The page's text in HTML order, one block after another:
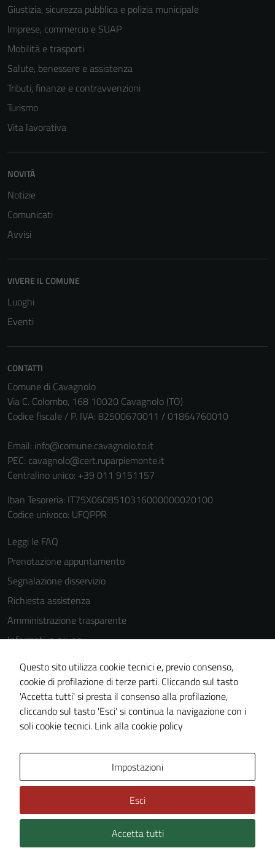
Giustizia, sicurezza pubblica e polizia municipale
Imprese, commercio e SUAP
Mobilità e trasporti
Salute, benessere e assistenza
Tributi, finanze e contravvenzioni
Turismo
Vita lavorativa
NOVITÀ
Notizie
Comunicati
Avvisi
VIVERE IL COMUNE
Luoghi
Eventi
CONTATTI
Comune di Cavagnolo
Via C. Colombo, 168 10020 Cavagnolo (TO)
Codice fiscale / P. IVA: 82500670011 / 01864760010
Email: info@comune.cavagnolo.to.it
PEC: cavagnolo@cert.ruparpiemonte.it
Centralino unico: +39 011 9151157
Iban Tesoreria: IT75X0608510316000000020100
Codice univoco: UFQPPR
Leggi le FAQ
Prenotazione appuntamento
Segnalazione disservizio
Richiesta assistenza
Amministrazione trasparente
Informativa privacy
Cookie Policy
Note legali
Dichiarazione di accessibilità
Piano di miglioramento del sito
Technical Design s.r.l.
Questo sito utilizza cookie tecnici e, previo consenso,
cookie di profilazione di terze parti. Cliccando sul tasto
'Accetta tutti' si presta il consenso alla profilazione,
cliccando sul tasto 'Esci' si continua la navigazione con i
soli cookie tecnici. Link alla cookie policy
Impostazioni
Esci
Accetta tutti
del sito e non
informazioni